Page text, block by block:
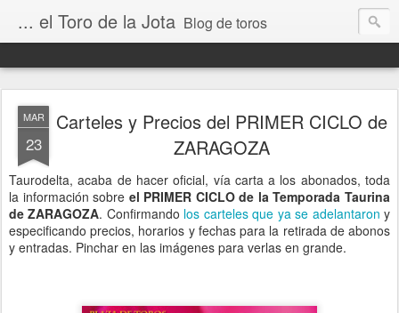
... el Toro de la Jota Blog de toros
MAR
23
Carteles y Precios del PRIMER CICLO de
ZARAGOZA
Taurodelta, acaba de hacer oficial, vía carta a los abonados, toda
la información sobre el PRIMER CICLO de la Temporada Taurina
de ZARAGOZA. Confirmando los carteles que ya se adelantaron y
especificando precios, horarios y fechas para la retirada de abonos
y entradas. Pinchar en las imágenes para verlas en grande.